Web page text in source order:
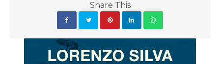
Share This